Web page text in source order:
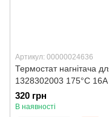
Артикул: 00000024636
Термостат нагнітача
1328302003 175°C
320 грн
В наявності